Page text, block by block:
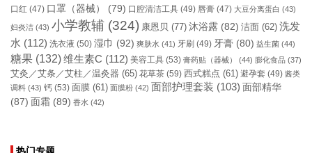
口红 (47) 口罩（器械） (79) 口腔清洁工具 (49) 唇膏 (47) 大豆分离蛋白 (43)
妇炎洁 (43) 小学教辅 (324) 康恩贝 (77) 沐浴露 (82) 洁面 (62) 洗发
水 (112) 洗衣液 (50) 湿巾 (92) 爽肤水 (41) 牙刷 (49) 牙膏 (80) 益生菌 (44)
糖果 (132)维生素C (112) 美容工具 (53) 膏药贴（器械） (44) 膨化食品 (37)
艾灸／艾条／艾柱／温灸器 (65) 花草茶 (59) 西式糕点 (61) 避孕套 (49) 酱类
调料 (43) 钙 (53) 面膜 (61) 面膜粉 (42) 面部护理套装 (103) 面部精华
(87) 面霜 (89) 香水 (42)